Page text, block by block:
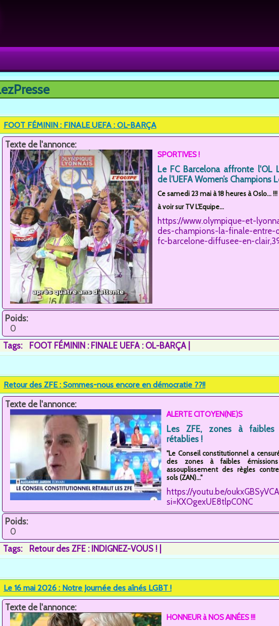
êtes ici
FOOT FÉMININ : FINALE UEFA : OL-BARÇA
Texte de l'annonce:
SPORTIVES !
Le FC Barcelona affronte l'OL
de l’UEFA Women’s Champions
Ce samedi 23 mai à 18 heures à Oslo... !!!
à voir sur TV L'Equipe...
https://www.olympique-et-
des-champions-la-finale-
fc-barcelone-diffusee-en-
Poids:
0
Tags:
FOOT FÉMININ : FINALE UEFA : OL-BARÇA
Retour des ZFE : Sommes-nous encore en démocratie ??!!
Texte de l'annonce:
ALERTE CITOYEN(NE)S
Les ZFE, zones à faibles
rétablies !
"Le Conseil constitutionnel a
des zones à faibles
assouplissement des règles
sols (ZAN)..."
https://youtu.be/
si=KXOgexUE8tlpC0NC
Poids:
0
Tags:
Retour des ZFE : INDIGNEZ-VOUS !
Le 16 mai 2026 : Notre Journée des aînés LGBT !
Texte de l'annonce:
HONNEUR à NOS AINÉES !!!